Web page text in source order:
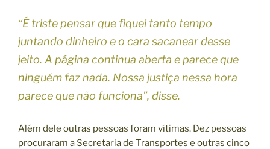
“É triste pensar que fiquei tanto tempo
juntando dinheiro e o cara sacanear desse
jeito. A página continua aberta e parece que
ninguém faz nada. Nossa justiça nessa hora
parece que não funciona”, disse.
Além dele outras pessoas foram vítimas. Dez pessoas
procuraram a Secretaria de Transportes e outras cinco